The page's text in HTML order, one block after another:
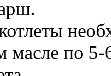
масле по